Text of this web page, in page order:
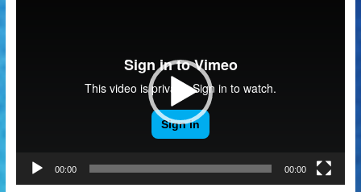
00:00 00:00